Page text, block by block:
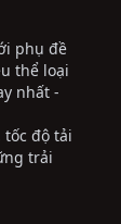
phụ đề
thể loại
nhất -
độ tải
trải